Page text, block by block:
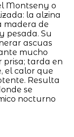
Montseny o
la alzina
madera de
pesada. Su
ascuas
mucho
prisa; tarda en
el calor que
Resulta
se
nocturno